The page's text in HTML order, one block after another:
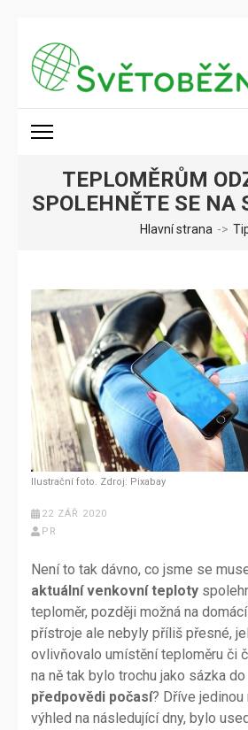
obsah
(stiskněte
Enter)
TEPLOMĚRŮM
SPOLEHNĚTE SE NA
Hlavní strana ->
Ilustrační foto. Zdroj: Pixabay
22 ZÁŘ 2020
PR
Není to tak dávno, co jsme se
aktuální venkovní teploty
teploměr, později možná na
přístroje ale nebyly příliš přesné,
ovlivňovalo umístění teploměru či
na ně tak bylo trochu jako sázka
předpovědi počasí? Dříve
výhled na následující dny, bylo